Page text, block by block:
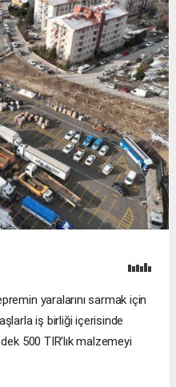
yaralarını sarmak için
iş birliği içerisinde
500 TIR’lık malzemeyi